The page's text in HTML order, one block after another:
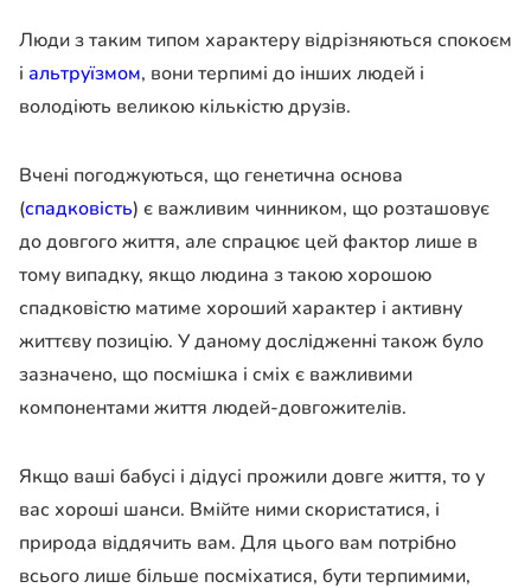
Люди з таким типом характеру відрізняються спокоєм
і альтруїзмом, вони терпимі до інших людей і
володіють великою кількістю друзів.
Вчені погоджуються, що генетична основа
(спадковість) є важливим чинником, що розташовує
до довгого життя, але спрацює цей фактор лише в
тому випадку, якщо людина з такою хорошою
спадковістю матиме хороший характер і активну
життєву позицію. У даному дослідженні також було
зазначено, що посмішка і сміх є важливими
компонентами життя людей-довгожителів.
Якщо ваші бабусі і дідусі прожили довге життя, то у
вас хороші шанси. Вмійте ними скористатися, і
природа віддячить вам. Для цього вам потрібно
всього лише більше посміхатися, бути терпимими,